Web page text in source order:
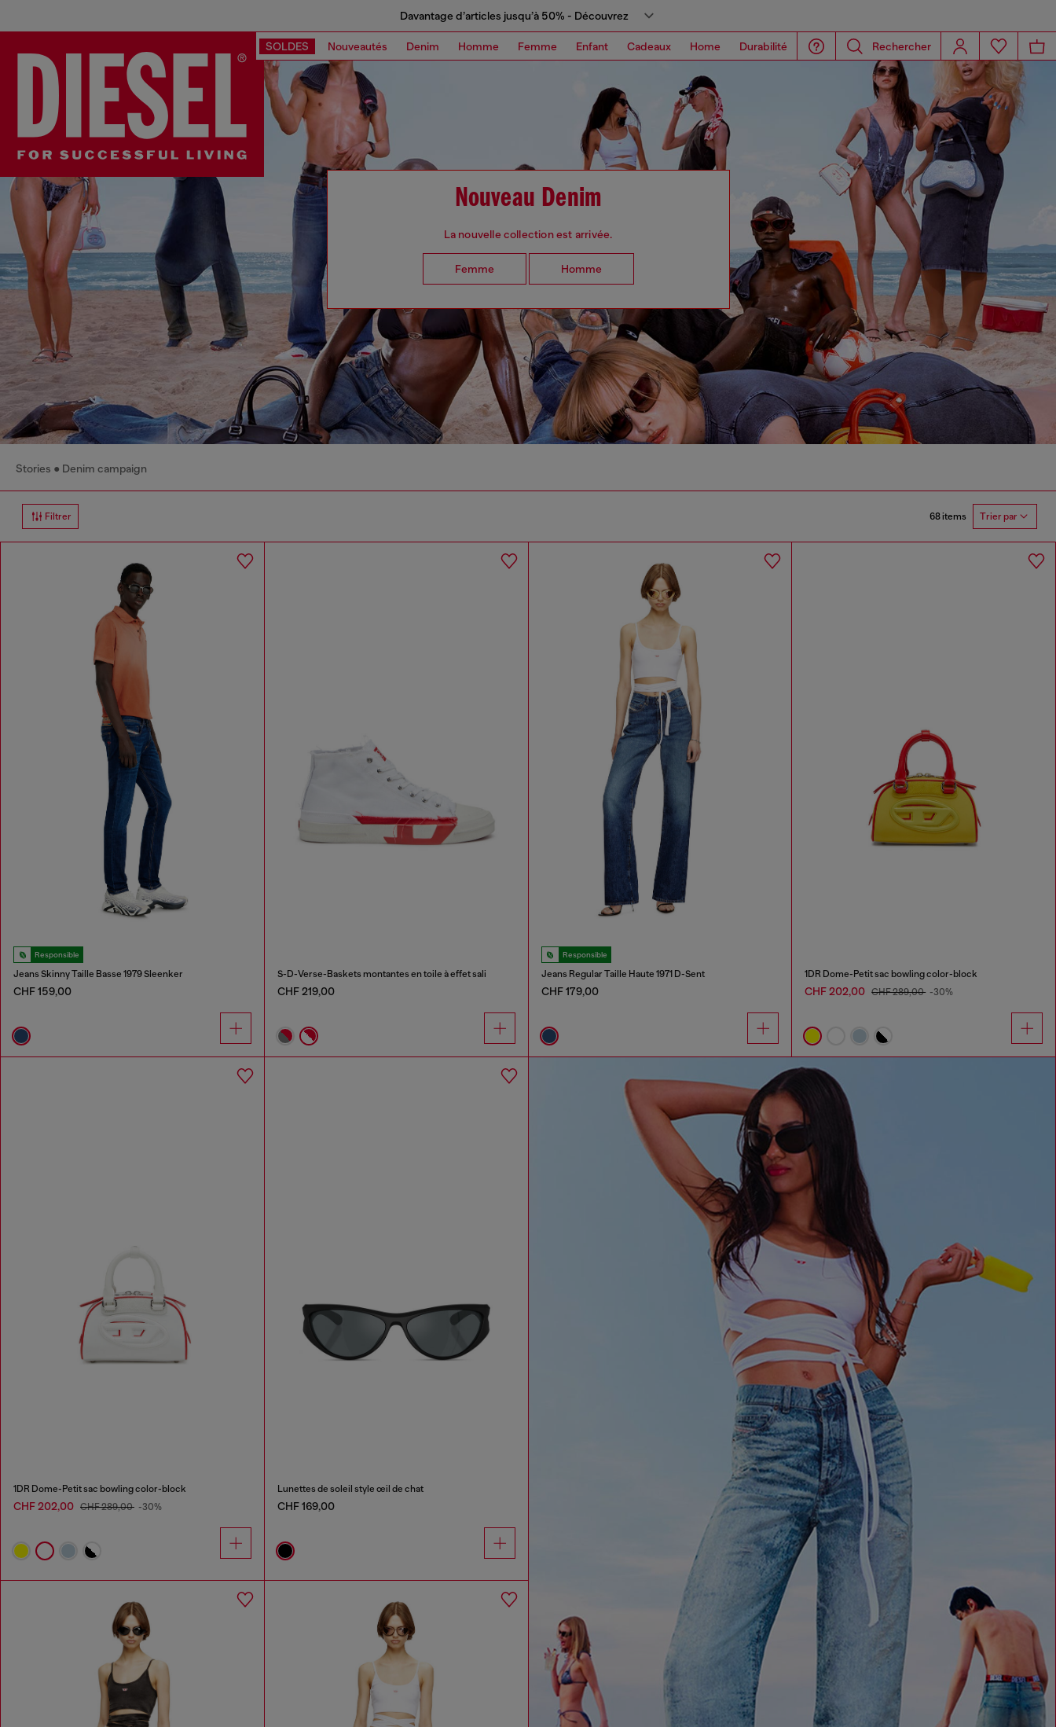
Davantage d’articles jusqu’à 50% - Découvrez
SOLDES Nouveautés Denim Homme Femme Enfant Cadeaux Home Durabilité Rechercher
Nouveau Denim
La nouvelle collection est arrivée.
Femme Homme
Stories Denim campaign
Filtrer 68 items Trier par
Responsible
Jeans Skinny Taille Basse 1979 Sleenker
CHF 159,00
S-D-Verse-Baskets montantes en toile à effet sali
CHF 219,00
Responsible
Jeans Regular Taille Haute 1971 D-Sent
CHF 179,00
1DR Dome-Petit sac bowling color-block
CHF 202,00 CHF 289,00 -30%
1DR Dome-Petit sac bowling color-block
CHF 202,00 CHF 289,00 -30%
Lunettes de soleil style œil de chat
CHF 169,00